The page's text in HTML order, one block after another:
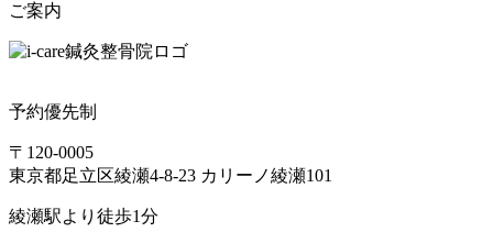
ご案内
予約優先制
〒120-0005
東京都足立区綾瀬4-8-23 カリーノ綾瀬101
綾瀬駅より徒歩1分